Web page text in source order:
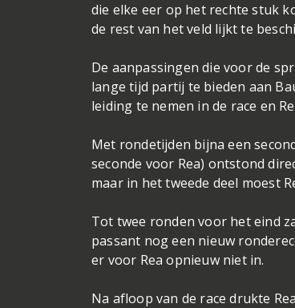
die elke eer op het rechte stuk
de rest van het veld lijkt te
De aanpassingen die voor de
lange tijd partij te bieden aan
leiding te nemen in de race en
Met rondetijden bijna een
seconde voor Rea) ontstond
maar in het tweede deel moest
Tot twee ronden voor het eind
passant nog een nieuw
er voor Rea opnieuw niet in.
Na afloop van de race drukte